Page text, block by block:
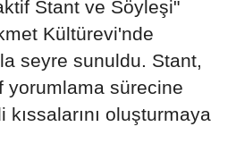
Stant ve Söyleşi"
Kültürevi'nde
seyre sunuldu. Stant,
yorumlama sürecine
oluşturmaya